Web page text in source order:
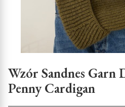
Wzór Sandnes Garn
Penny Cardigan